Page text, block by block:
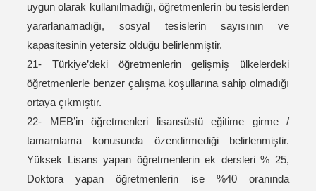
uygun olarak kullanılmadığı, öğretmenlerin bu tesislerden
yararlanamadığı, sosyal tesislerin sayısının ve
kapasitesinin yetersiz olduğu belirlenmiştir.
21- Türkiye’deki öğretmenlerin gelişmiş ülkelerdeki
öğretmenlerle benzer çalışma koşullarına sahip olmadığı
ortaya çıkmıştır.
22- MEB’in öğretmenleri lisansüstü eğitime girme /
tamamlama konusunda özendirmediği belirlenmiştir.
Yüksek Lisans yapan öğretmenlerin ek dersleri % 25,
Doktora yapan öğretmenlerin ise %40 oranında